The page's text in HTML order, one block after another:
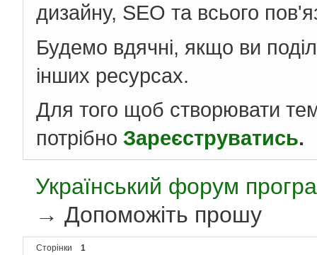
дизайну, SEO та всього
Будемо вдячні, якщо ви
інших ресурсах.
Для того щоб створювати
потрібно Зареєструватись.
Український форум
→Допоможіть прошу
Сторінки 1